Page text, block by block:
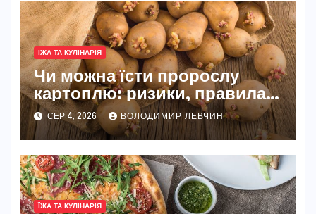
ЇЖА ТА КУЛІНАРІЯ
Чи можна їсти пророслу
картоплю: ризики, правила
та безпечні способи
СЕР 4, 2026 ВОЛОДИМИР ЛЕВЧИН
ЇЖА ТА КУЛІНАРІЯ